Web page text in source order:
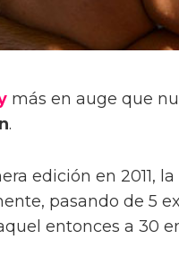
más en auge que
.
edición en 2011, la
pasando de 5
entonces a 30